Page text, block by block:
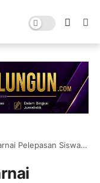
VI SDN 096138 Purba Horison Tahun 2026